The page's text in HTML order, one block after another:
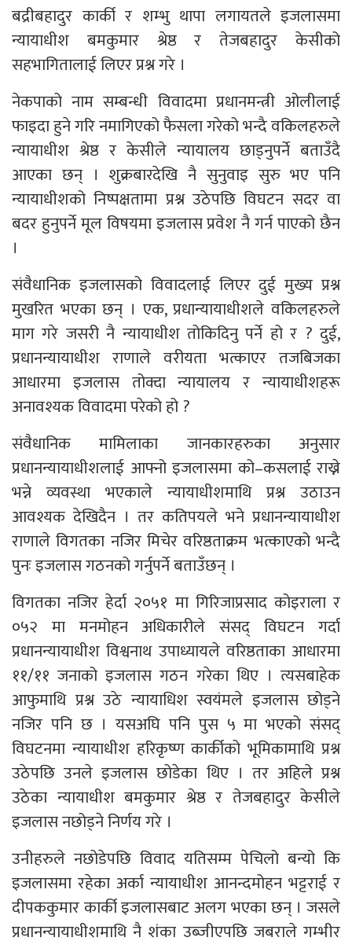
बद्रीबहादुर कार्की र शम्भु थापा लगायतले इजलासमा
न्यायाधीश बमकुमार श्रेष्ठ र तेजबहादुर केसीको
सहभागितालाई लिएर प्रश्न गरे ।
नेकपाको नाम सम्बन्धी विवादमा प्रधानमन्त्री ओलीलाई
फाइदा हुने गरि नमागिएको फैसला गरेको भन्दै वकिलहरुले
न्यायाधीश श्रेष्ठ र केसीले न्यायालय छाड्नुपर्ने बताउँदै
आएका छन् । शुक्रबारदेखि नै सुनुवाइ सुरु भए पनि
न्यायाधीशको निष्पक्षतामा प्रश्न उठेपछि विघटन सदर वा
बदर हुनुपर्ने मूल विषयमा इजलास प्रवेश नै गर्न पाएको छैन
।
संवैधानिक इजलासको विवादलाई लिएर दुई मुख्य प्रश्न
मुखरित भएका छन् । एक, प्रधान्यायाधीशले वकिलहरुले
माग गरे जसरी नै न्यायाधीश तोकिदिनु पर्ने हो र ? दुई,
प्रधानन्यायाधीश राणाले वरीयता भत्काएर तजबिजका
आधारमा इजलास तोक्दा न्यायालय र न्यायाधीशहरू
अनावश्यक विवादमा परेको हो ?
संवैधानिक मामिलाका जानकारहरुका अनुसार
प्रधानन्यायाधीशलाई आफ्नो इजलासमा को–कसलाई राख्ने
भन्ने व्यवस्था भएकाले न्यायाधीशमाथि प्रश्न उठाउन
आवश्यक देखिदैन । तर कतिपयले भने प्रधानन्यायाधीश
राणाले विगतका नजिर मिचेर वरिष्ठताक्रम भत्काएको भन्दै
पुनः इजलास गठनको गर्नुपर्ने बताउँछन् ।
विगतका नजिर हेर्दा २०५१ मा गिरिजाप्रसाद कोइराला र
०५२ मा मनमोहन अधिकारीले संसद् विघटन गर्दा
प्रधानन्यायाधीश विश्वनाथ उपाध्यायले वरिष्ठताका आधारमा
११/११ जनाको इजलास गठन गरेका थिए । त्यसबाहेक
आफुमाथि प्रश्न उठे न्यायाधिश स्वयंमले इजलास छोड्ने
नजिर पनि छ । यसअघि पनि पुस ५ मा भएको संसद्
विघटनमा न्यायाधीश हरिकृष्ण कार्कीको भूमिकामाथि प्रश्न
उठेपछि उनले इजलास छोडेका थिए । तर अहिले प्रश्न
उठेका न्यायाधीश बमकुमार श्रेष्ठ र तेजबहादुर केसीले
इजलास नछोड्ने निर्णय गरे ।
उनीहरुले नछोडेपछि विवाद यतिसम्म पेचिलो बन्यो कि
इजलासमा रहेका अर्का न्यायाधीश आनन्दमोहन भट्टराई र
दीपककुमार कार्की इजलासबाट अलग भएका छन् । जसले
प्रधानन्यायाधीशमाथि नै शंका उब्जीएपछि जबराले गम्भीर